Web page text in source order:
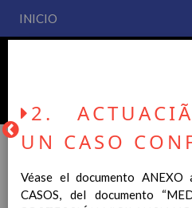
INICIO
CEIP San
PLAN DE
2.
UN CASO
Véase el documento ANEXO
CASOS, del documento